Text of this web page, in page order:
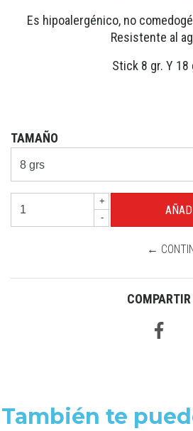
Es hipoalergénico, no
Resistente al
Stick 8 gr. Y 18
TAMAÑO
+
-
←
COMPARTIR
También te